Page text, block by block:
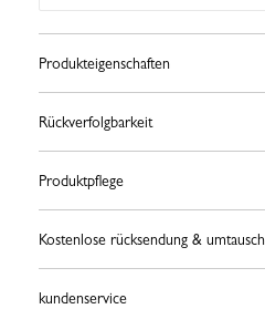
Produkteigenschaften
Rückverfolgbarkeit
Produktpflege
Kostenlose rücksendung & umtausch
kundenservice